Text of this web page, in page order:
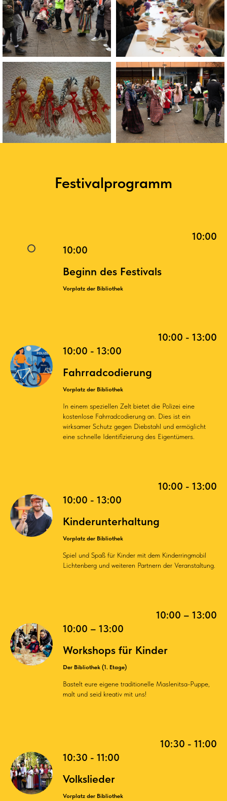
Festivalprogramm
10:00
10:00
Beginn des Festivals
Vorplatz der Bibliothek
10:00 - 13:00
10:00 - 13:00
Fahrradcodierung
Vorplatz der Bibliothek
In einem speziellen Zelt bietet die Polizei eine
kostenlose Fahrradcodierung an. Dies ist ein
wirksamer Schutz gegen Diebstahl und ermöglicht
eine schnelle Identifizierung des Eigentümers.
10:00 - 13:00
10:00 - 13:00
Kinderunterhaltung
Vorplatz der Bibliothek
Spiel und Spaß für Kinder mit dem Kinderringmobil
Lichtenberg und weiteren Partnern der Veranstaltung.
10:00 – 13:00
10:00 – 13:00
Workshops für Kinder
Der Bibliothek (1. Etage)
Bastelt eure eigene traditionelle Maslenitsa-Puppe,
malt und seid kreativ mit uns!
10:30 - 11:00
10:30 - 11:00
Volkslieder
Vorplatz der Bibliothek